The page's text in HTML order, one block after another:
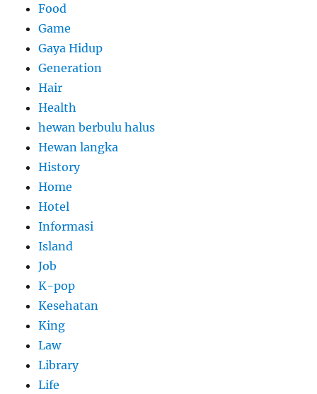
Food
Game
Gaya Hidup
Generation
Hair
Health
hewan berbulu halus
Hewan langka
History
Home
Hotel
Informasi
Island
Job
K-pop
Kesehatan
King
Law
Library
Life